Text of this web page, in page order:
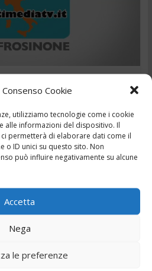
Cookie
utilizziamo tecnologie come i cookie
alle informazioni del dispositivo. Il
permetterà di elaborare dati come il
o ID unici su questo sito. Non
può influire negativamente su alcune
Accetta
Nega
le preferenze
, ,
la madre di 83 anni –